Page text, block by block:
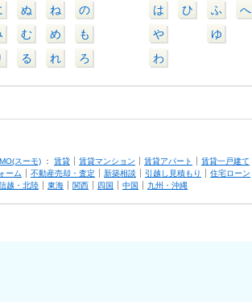
ぬ ね
の
む め
も
る れ ろ
は
ひ ふ へ
や
ゆ
わ
スーモ) ： 賃貸 賃貸マンション 賃貸アパート 賃貸一戸建て
ーム 不動産売却・査定 新築相談 引越し見積もり 住宅ローン
越・北陸 東海 関西 四国 中国 九州・沖縄